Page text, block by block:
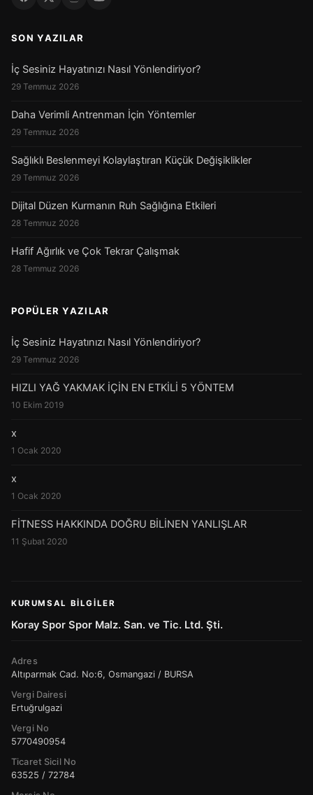
SON YAZILAR
İç Sesiniz Hayatınızı Nasıl Yönlendiriyor?
29 Temmuz 2026
Daha Verimli Antrenman İçin Yöntemler
29 Temmuz 2026
Sağlıklı Beslenmeyi Kolaylaştıran Küçük Değişiklikler
29 Temmuz 2026
Dijital Düzen Kurmanın Ruh Sağlığına Etkileri
28 Temmuz 2026
Hafif Ağırlık ve Çok Tekrar Çalışmak
28 Temmuz 2026
POPÜLER YAZILAR
İç Sesiniz Hayatınızı Nasıl Yönlendiriyor?
29 Temmuz 2026
HIZLI YAĞ YAKMAK İÇİN EN ETKİLİ 5 YÖNTEM
10 Ekim 2019
x
1 Ocak 2020
x
1 Ocak 2020
FİTNESS HAKKINDA DOĞRU BİLİNEN YANLIŞLAR
11 Şubat 2020
KURUMSAL BILGILER
Koray Spor Spor Malz. San. ve Tic. Ltd. Şti.
Adres
Altıparmak Cad. No:6, Osmangazi / BURSA
Vergi Dairesi
Ertuğrulgazi
Vergi No
5770490954
Ticaret Sicil No
63525 / 72784